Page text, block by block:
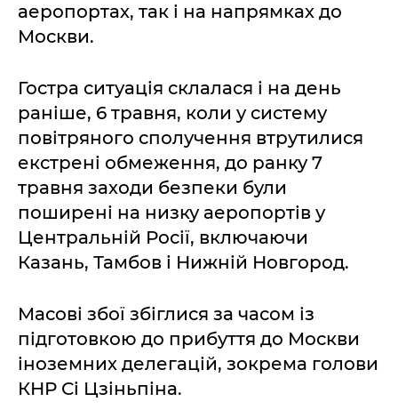
аеропортах, так і на напрямках до
Москви.
Гостра ситуація склалася і на день
раніше, 6 травня, коли у систему
повітряного сполучення втрутилися
екстрені обмеження, до ранку 7
травня заходи безпеки були
поширені на низку аеропортів у
Центральній Росії, включаючи
Казань, Тамбов і Нижній Новгород.
Масові збої збіглися за часом із
підготовкою до прибуття до Москви
іноземних делегацій, зокрема голови
КНР Сі Цзіньпіна.